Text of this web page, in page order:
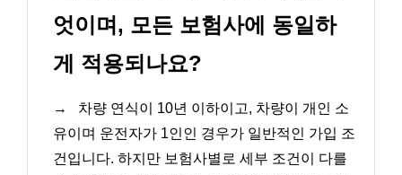
엇이며, 모든 보험사에 동일하
게 적용되나요?
→
차량 연식이 10년 이하이고, 차량이 개인 소
유이며 운전자가 1인인 경우가 일반적인 가입 조
건입니다. 하지만 보험사별로 세부 조건이 다를